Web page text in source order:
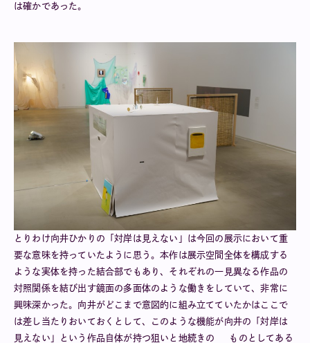
は確かであった。
とりわけ向井ひかりの「対岸は見えない」は今回の展示において重
要な意味を持っていたように思う。本作は展示空間全体を構成する
ような実体を持った結合部でもあり、それぞれの一見異なる作品の
対照関係を結び出す鏡面の多面体のような働きをしていて、非常に
興味深かった。向井がどこまで意図的に組み立てていたかはここで
は差し当たりおいておくとして、このような機能が向井の「対岸は
見えない」という作品自体が持つ狙いと地続きの ものとしてある